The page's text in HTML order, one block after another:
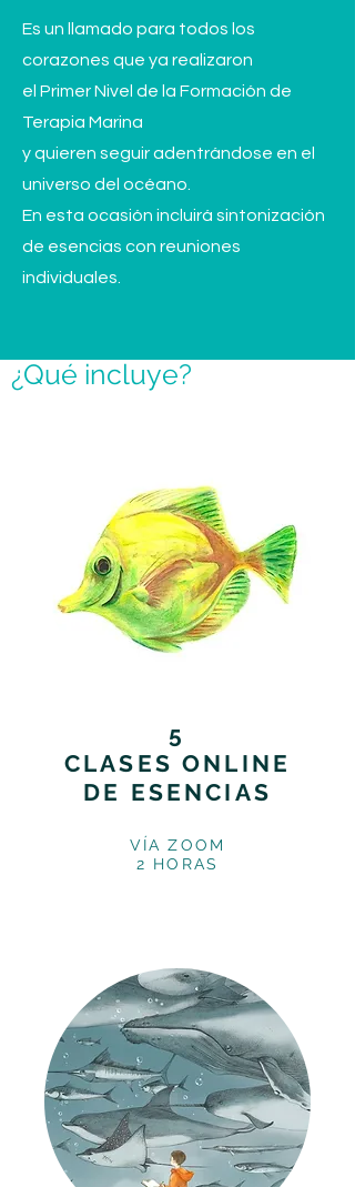
Es un llamado para todos los
corazones que ya realizaron
el Primer Nivel de la Formación de
Terapia Marina
y quieren seguir adentrándose en el
universo del océano.
En esta ocasión incluirá sintonización
de esencias con reuniones
individuales.
¿Qué incluye?
5
CLASES ONLINE
DE ESENCIAS
VÍA ZOOM
2 HORAS